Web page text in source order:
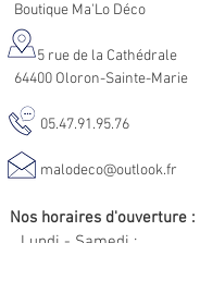
Boutique Ma'Lo Déco
5 rue de la Cathédrale
64400 Oloron-Sainte-Marie
05.47.91.95.76
malodeco@outlook.fr
Nos horaires d'ouverture :
Lundi - Samedi :